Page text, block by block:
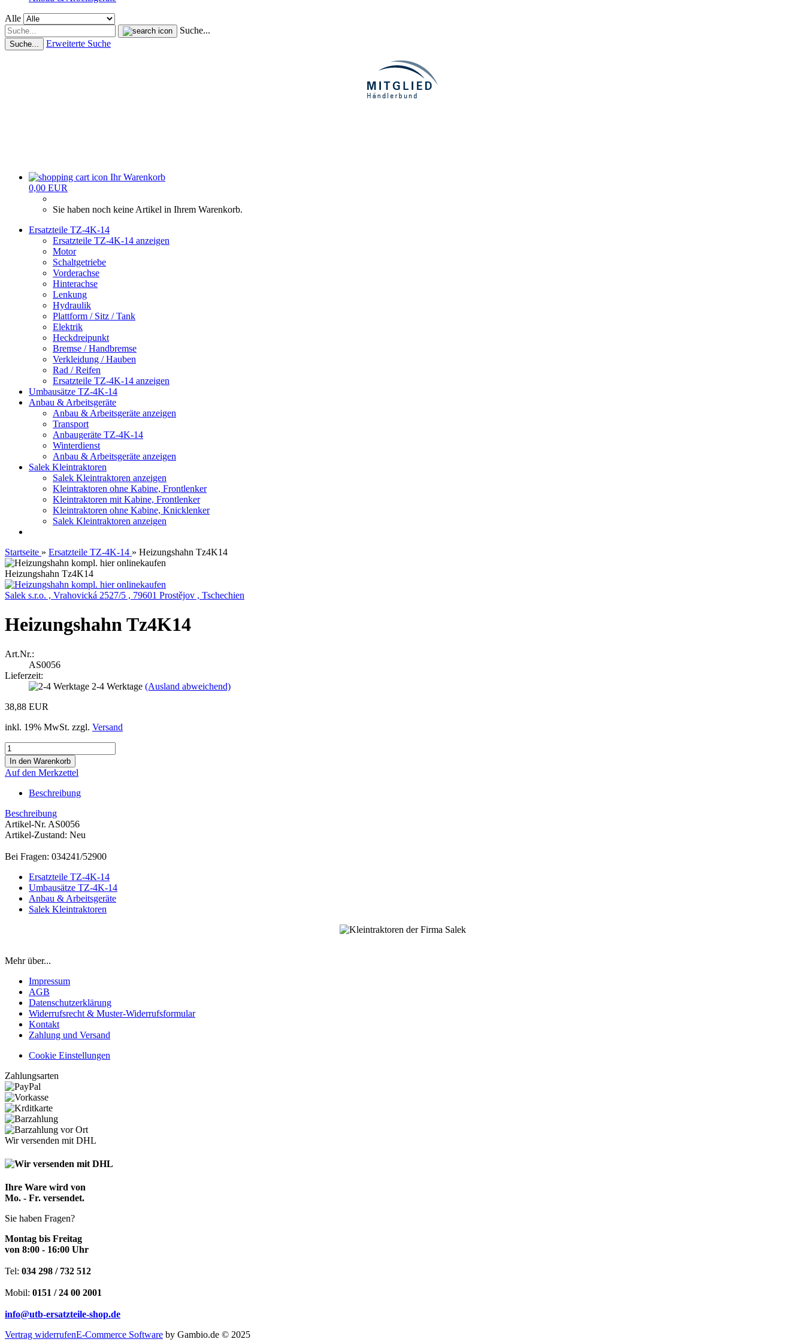
Alle
Suche...
Suche... Erweiterte Suche
Ihr Warenkorb
0,00 EUR
Sie haben noch keine Artikel in Ihrem Warenkorb.
Ersatzteile TZ-4K-14
Ersatzteile TZ-4K-14 anzeigen
Motor
Schaltgetriebe
Vorderachse
Hinterachse
Lenkung
Hydraulik
Plattform / Sitz / Tank
Elektrik
Heckdreipunkt
Bremse / Handbremse
Verkleidung / Hauben
Rad / Reifen
Ersatzteile TZ-4K-14 anzeigen
Umbausätze TZ-4K-14
Anbau & Arbeitsgeräte
Anbau & Arbeitsgeräte anzeigen
Transport
Anbaugeräte TZ-4K-14
Winterdienst
Anbau & Arbeitsgeräte anzeigen
Salek Kleintraktoren
Salek Kleintraktoren anzeigen
Kleintraktoren ohne Kabine, Frontlenker
Kleintraktoren mit Kabine, Frontlenker
Kleintraktoren ohne Kabine, Knicklenker
Salek Kleintraktoren anzeigen
Startseite » Ersatzteile TZ-4K-14 » Heizungshahn Tz4K14
Heizungshahn Tz4K14
Salek s.r.o. , Vrahovická 2527/5 , 79601 Prostějov , Tschechien
Heizungshahn Tz4K14
Art.Nr.:
AS0056
Lieferzeit:
2-4 Werktage (Ausland abweichend)
38,88 EUR
inkl. 19% MwSt. zzgl. Versand
Auf den Merkzettel
Beschreibung
Beschreibung
Artikel-Nr. AS0056
Artikel-Zustand: Neu
Bei Fragen: 034241/52900
Ersatzteile TZ-4K-14
Umbausätze TZ-4K-14
Anbau & Arbeitsgeräte
Salek Kleintraktoren
Mehr über...
Impressum
AGB
Datenschutzerklärung
Widerrufsrecht & Muster-Widerrufsformular
Kontakt
Zahlung und Versand
Cookie Einstellungen
Zahlungsarten
Wir versenden mit DHL
Ihre Ware wird von
Mo. - Fr. versendet.
Sie haben Fragen?
Montag bis Freitag
von 8:00 - 16:00 Uhr
Tel: 034 298 / 732 512
Mobil: 0151 / 24 00 2001
info@utb-ersatzteile-shop.de
Vertrag widerrufenE-Commerce Software by Gambio.de © 2025